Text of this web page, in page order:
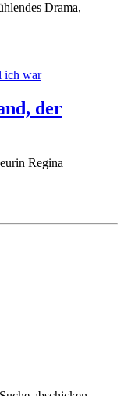
Drama,
der
Regina